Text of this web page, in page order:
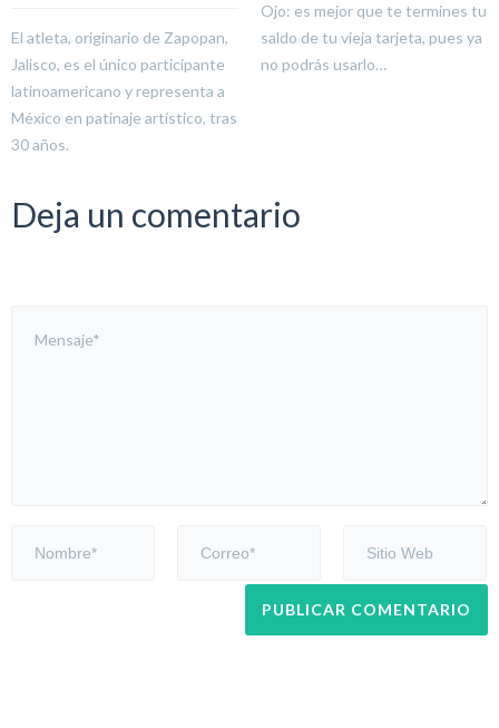
El atleta, originario de Zapopan,
Jalisco, es el único participante
latinoamericano y representa a
México en patinaje artístico, tras
30 años.
Ojo: es mejor que te termines tu
saldo de tu vieja tarjeta, pues ya
no podrás usarlo…
Deja un comentario